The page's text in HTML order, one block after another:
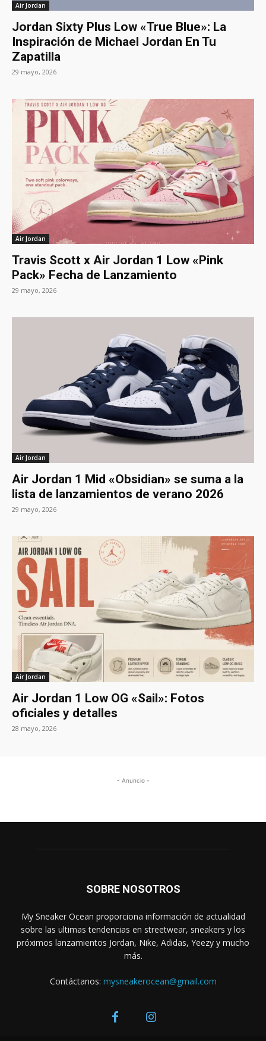
Air Jordan
Jordan Sixty Plus Low «True Blue»: La
Inspiración de Michael Jordan En Tu
Zapatilla
29 mayo, 2026
Air Jordan
Travis Scott x Air Jordan 1 Low «Pink
Pack» Fecha de Lanzamiento
29 mayo, 2026
Air Jordan
Air Jordan 1 Mid «Obsidian» se suma a la
lista de lanzamientos de verano 2026
29 mayo, 2026
Air Jordan
Air Jordan 1 Low OG «Sail»: Fotos
oficiales y detalles
28 mayo, 2026
- Anuncio -
SOBRE NOSOTROS
My Sneaker Ocean proporciona información de actualidad
sobre las ultimas tendencias en streetwear, sneakers y los
próximos lanzamientos Jordan, Nike, Adidas, Yeezy y mucho
más.
Contáctanos: mysneakerocean@gmail.com